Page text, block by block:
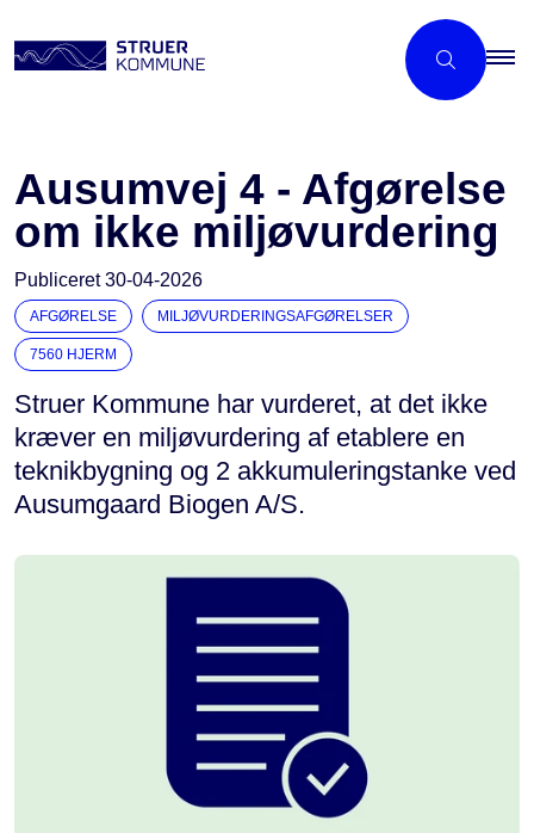
Ausumvej 4 - Afgørelse
om ikke miljøvurdering
Publiceret30-04-2026
AFGØRELSE MILJØVURDERINGSAFGØRELSER
7560 HJERM
Struer Kommune har vurderet, at det ikke
kræver en miljøvurdering af etablere en
teknikbygning og 2 akkumuleringstanke ved
Ausumgaard Biogen A/S.